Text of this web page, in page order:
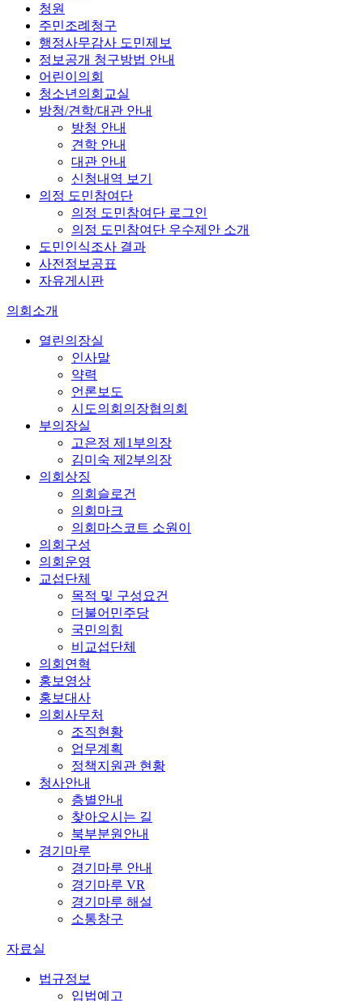
청원
주민조례청구
행정사무감사 도민제보
정보공개 청구방법 안내
어린이의회
청소년의회교실
방청/견학/대관 안내
방청 안내
견학 안내
대관 안내
신청내역 보기
의정 도민참여단
의정 도민참여단 로그인
의정 도민참여단 우수제안 소개
도민인식조사 결과
사전정보공표
자유게시판
의회소개
열린의장실
인사말
약력
언론보도
시도의회의장협의회
부의장실
고은정 제1부의장
김미숙 제2부의장
의회상징
의회슬로건
의회마크
의회마스코트 소원이
의회구성
의회운영
교섭단체
목적 및 구성요건
더불어민주당
국민의힘
비교섭단체
의회연혁
홍보영상
홍보대사
의회사무처
조직현황
업무계획
정책지원관 현황
청사안내
층별안내
찾아오시는 길
북부분원안내
경기마루
경기마루 안내
경기마루 VR
경기마루 해설
소통창구
자료실
법규정보
입법예고